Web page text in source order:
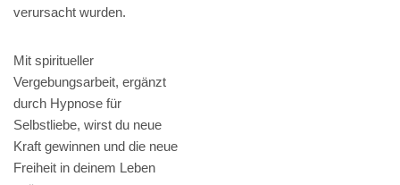
verursacht wurden.
Mit spiritueller
Vergebungsarbeit, ergänzt
durch Hypnose für
Selbstliebe, wirst du neue
Kraft gewinnen und die neue
Freiheit in deinem Leben